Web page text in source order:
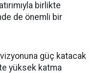
birlikte
de önemli bir
güç katacak
yüksek katma